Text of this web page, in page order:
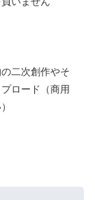
二次創作やそ
ロード（商用